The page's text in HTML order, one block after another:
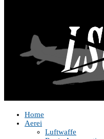
Home
Aerei
Luftwaffe